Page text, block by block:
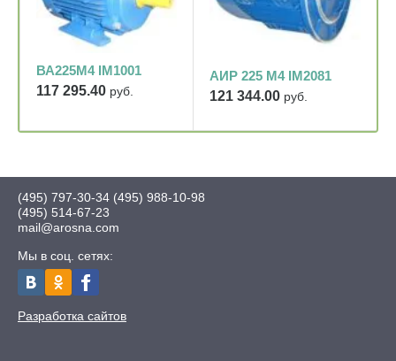
ВА225М4 IM1001
117 295.40 руб.
АИР 225 М4 IM2081
121 344.00 руб.
(495) 797-30-34 (495) 988-10-98
(495) 514-67-23
mail@arosna.com
Мы в соц. сетях:
Разработка сайтов